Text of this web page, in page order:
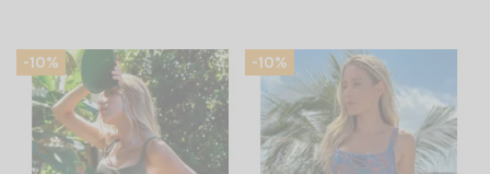
-10% -10%